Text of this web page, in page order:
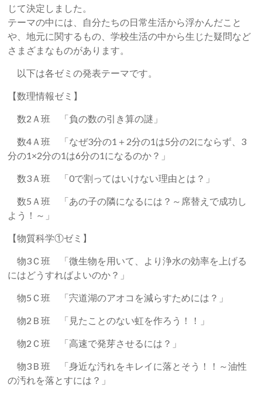
じて決定しました。
テーマの中には、自分たちの日常生活から浮かんだこと
や、地元に関するもの、学校生活の中から生じた疑問など
さまざまなものがあります。
以下は各ゼミの発表テーマです。
【数理情報ゼミ】
数2Ａ班 「負の数の引き算の謎」
数4Ａ班 「なぜ3分の1＋2分の1は5分の2にならず、3
分の1×2分の1は6分の1になるのか？」
数3Ａ班 「0で割ってはいけない理由とは？」
数5Ａ班 「あの子の隣になるには？～席替えで成功し
よう！～」
【物質科学①ゼミ】
物3Ｃ班 「微生物を用いて、より浄水の効率を上げる
にはどうすればよいのか？」
物5Ｃ班 「宍道湖のアオコを減らすためには？」
物2Ｂ班 「見たことのない虹を作ろう！！」
物2Ｃ班 「高速で発芽させるには？」
物3Ｂ班 「身近な汚れをキレイに落とそう！！～油性
の汚れを落とすには？」